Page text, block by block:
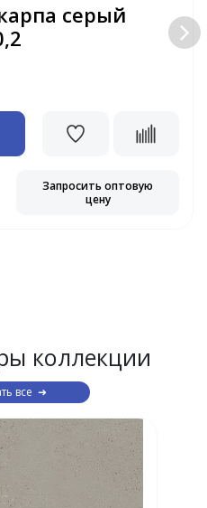
серый
Запросить оптовую
цену
коллекции
все